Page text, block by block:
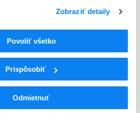
Zobraziť detaily
Povoliť všetko
Prispôsobiť
Odmietnuť
SYSTÉM
S ÚČINKOM NA RENÍN-
ENZÝMU KONVERTUJÚCEHO
SAMOTNÉ
enzýmu konvertujúceho